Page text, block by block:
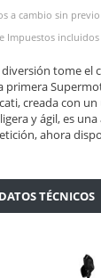
a cambio sin
Impuestos incluidos
tome el
primera
creada con
y ágil, es
ahora
TÉCNICOS